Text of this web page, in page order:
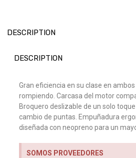
DESCRIPTION
DESCRIPTION
Gran eficiencia en su clase en
rompiendo. Carcasa del motor
Broquero deslizable de un solo
cambio de puntas. Empuñadura
diseñada con neopreno para un
SOMOS PROVEEDORES